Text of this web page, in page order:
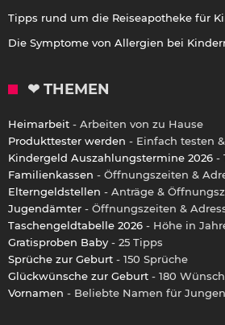
Tipps rund um die Reiseapotheke für
Die Symptome von Allergien bei
❤ THEMEN
Heimarbeit - Arbeiten von zu Hause
Produkttester werden - Einfach testen
Kindergeld Auszahlungstermine 2026 -
Familienkassen - Öffnungszeiten &
Elterngeldstellen - Anträge &
Jugendämter - Öffnungszeiten &
Taschengeldtabelle 2026 - Höhe in
Gratisproben Baby - 25 Tipps
Sprüche zur Geburt - 150 Sprüche
Glückwünsche zur Geburt - 180
Vornamen - Beliebte Namen für